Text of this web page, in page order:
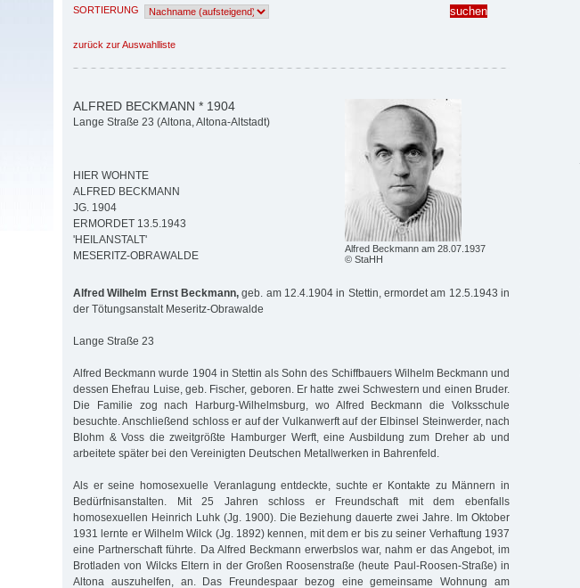
SORTIERUNG
zurück zur Auswahlliste
Alfred Beckmann am 28.07.1937
© StaHH
ALFRED BECKMANN * 1904
Lange Straße 23 (Altona, Altona-Altstadt)
HIER WOHNTE
ALFRED BECKMANN
JG. 1904
ERMORDET 13.5.1943
'HEILANSTALT'
MESERITZ-OBRAWALDE
Alfred Wilhelm Ernst Beckmann, geb. am 12.4.1904 in Stettin, ermordet am 12.5.1943 in
der Tötungsanstalt Meseritz-Obrawalde
Lange Straße 23
Alfred Beckmann wurde 1904 in Stettin als Sohn des Schiffbauers Wilhelm Beckmann und
dessen Ehefrau Luise, geb. Fischer, geboren. Er hatte zwei Schwestern und einen Bruder.
Die Familie zog nach Harburg-Wilhelmsburg, wo Alfred Beckmann die Volksschule
besuchte. Anschließend schloss er auf der Vulkanwerft auf der Elbinsel Steinwerder, nach
Blohm & Voss die zweitgrößte Hamburger Werft, eine Ausbildung zum Dreher ab und
arbeitete später bei den Vereinigten Deutschen Metallwerken in Bahrenfeld.
Als er seine homosexuelle Veranlagung entdeckte, suchte er Kontakte zu Männern in
Bedürfnisanstalten. Mit 25 Jahren schloss er Freundschaft mit dem ebenfalls
homosexuellen Heinrich Luhk (Jg. 1900). Die Beziehung dauerte zwei Jahre. Im Oktober
1931 lernte er Wilhelm Wilck (Jg. 1892) kennen, mit dem er bis zu seiner Verhaftung 1937
eine Partnerschaft führte. Da Alfred Beckmann erwerbslos war, nahm er das Angebot, im
Brotladen von Wilcks Eltern in der Großen Roosenstraße (heute Paul-Roosen-Straße) in
Altona auszuhelfen, an. Das Freundespaar bezog eine gemeinsame Wohnung am